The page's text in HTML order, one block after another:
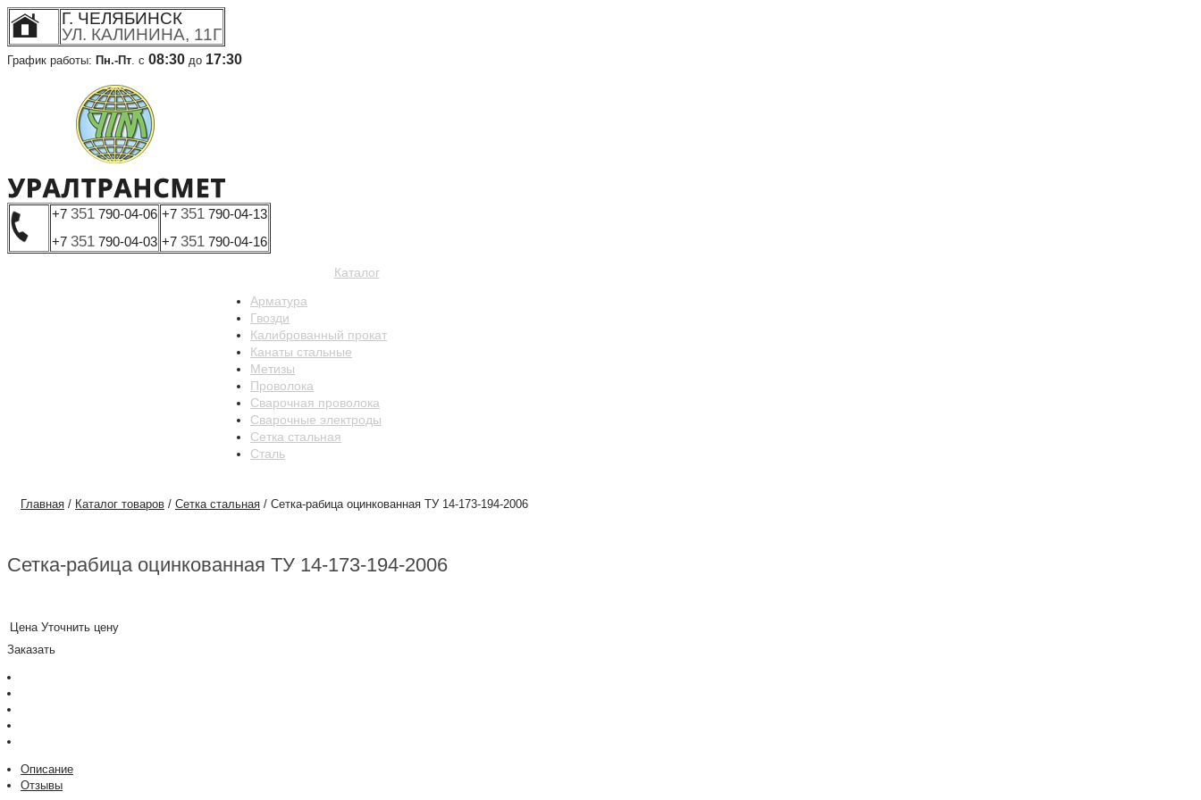
Г. ЧЕЛЯБИНСК
УЛ. КАЛИНИНА, 11Г
График работы: Пн.-Пт. с 08:30 до 17:30
+7 351 790-04-06
+7 351 790-04-03
+7 351 790-04-13
+7 351 790-04-16
Каталог
Арматура
Гвозди
Калиброванный прокат
Канаты стальные
Метизы
Проволока
Сварочная проволока
Сварочные электроды
Сетка стальная
Сталь
Главная / Каталог товаров / Сетка стальная / Сетка-рабица оцинкованная ТУ 14-173-194-2006
Сетка-рабица оцинкованная ТУ 14-173-194-2006
Цена Уточнить цену
Заказать
Описание
Отзывы